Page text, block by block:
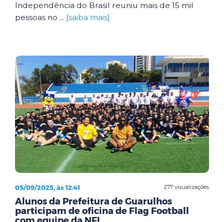
Independência do Brasil reuniu mais de 15 mil
pessoas no ... [saiba mais]
277 visualizações
05/09/2025, às 12:41
Alunos da Prefeitura de Guarulhos
participam de oficina de Flag Football